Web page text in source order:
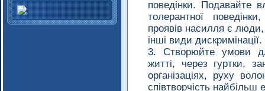
поведінки. Подавайте
толерантної
проявів насилля є люди,
інші види дискримінації.
Створюйте умови
житті, через гуртки,
організаціях, руху
співтворчість найбільш